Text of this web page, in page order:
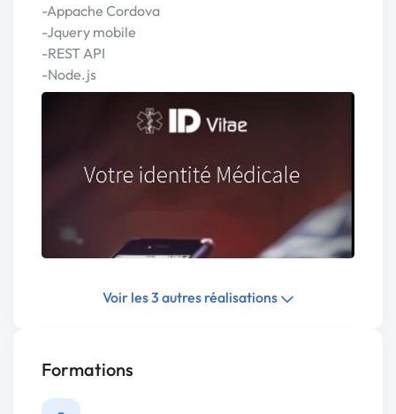
-Appache Cordova
-Jquery mobile
-REST API
-Node.js
Voir les 3 autres réalisations
Formations